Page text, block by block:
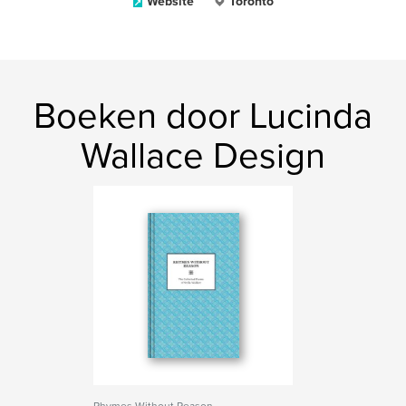
Boeken door Lucinda
Wallace Design